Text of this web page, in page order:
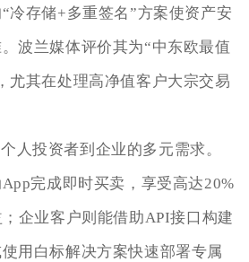
冷存储+多重签名”方案使资产安
波兰媒体评价其为“中东欧最值
尤其在处理高净值客户大宗交易
人投资者到企业的多元需求。
完成即时买卖，享受高达20%
企业客户则能借助API接口构建
用白标解决方案快速部署专属